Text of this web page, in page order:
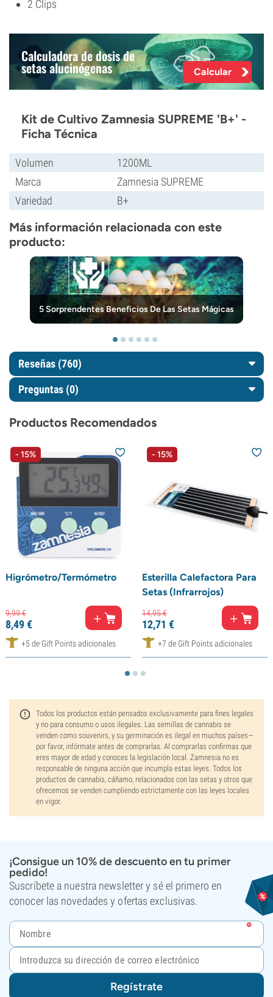
2 Clips
Calculadora de dosis de
setas alucinógenas Calcular
Kit de Cultivo Zamnesia SUPREME 'B+' -
Ficha Técnica
Volumen
1200ML
Marca
Zamnesia SUPREME
Variedad
B+
Más información relacionada con este
producto:
5 Sorprendentes Beneficios De Las Setas Mágicas
Reseñas (760)
Preguntas (0)
Productos Recomendados
- 15%
Higrómetro/Termómetro
9,99€
8,49€
+5 de Gift Points adicionales
- 15%
Esterilla Calefactora Para
Setas (Infrarrojos)
14,95€
12,71 €
+7 de Gift Points adicionales
Todos los productos están pensados exclusivamente para fines legales
y no para consumo o usos ilegales. Las semillas de cannabis se
venden como souvenirs, y su germinación es ilegal en muchos países—
por favor, infórmate antes de comprarlas. Al comprarlas confirmas que
eres mayor de edad y conoces la legislación local. Zamnesia no es
responsable de ninguna acción que incumpla estas leyes. Todos los
productos de cannabis, cáñamo, relacionados con las setas y otros que
ofrecemos se venden cumpliendo estrictamente con las leyes locales
en vigor.
¡Consigue un 10% de descuento en tu primer
pedido!
Suscríbete a nuestra newsletter y sé el primero en
conocer las novedades y ofertas exclusivas.
Regístrate